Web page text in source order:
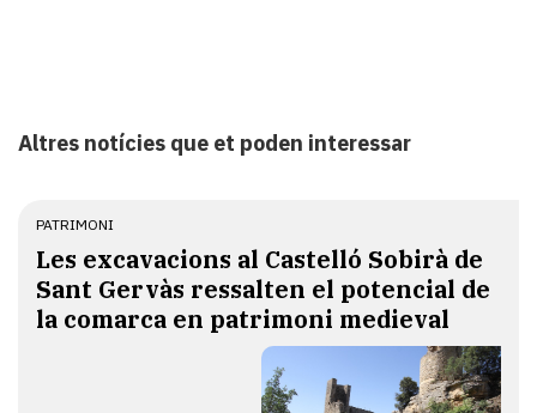
Altres notícies que et poden interessar
PATRIMONI
Les excavacions al Castelló Sobirà de
Sant Gervàs ressalten el potencial de
la comarca en patrimoni medieval